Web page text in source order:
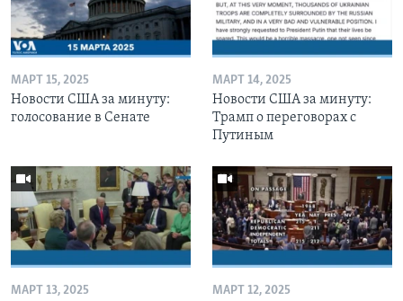
МАРТ 15, 2025
Новости США за минуту:
голосование в Сенате
МАРТ 14, 2025
Новости США за минуту:
Трамп о переговорах с
Путиным
МАРТ 13, 2025 МАРТ 12, 2025